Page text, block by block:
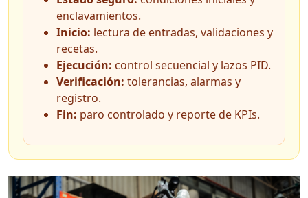
enclavamientos.
Inicio: lectura de entradas, validaciones y
recetas.
Ejecución: control secuencial y lazos PID.
Verificación: tolerancias, alarmas y
registro.
Fin: paro controlado y reporte de KPIs.